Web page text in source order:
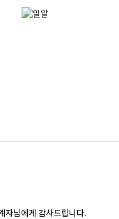
자님에게 감사드립니다.